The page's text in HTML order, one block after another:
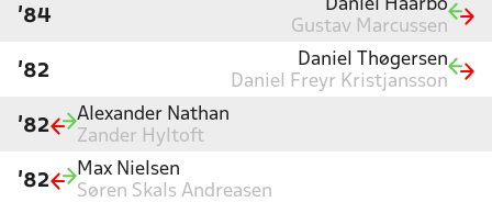
'84
Daniel Haarbo
Gustav Marcussen
'82
Daniel Thøgersen
Daniel Freyr Kristjansson
'82
Alexander Nathan
Zander Hyltoft
'82
Max Nielsen
Søren Skals Andreasen